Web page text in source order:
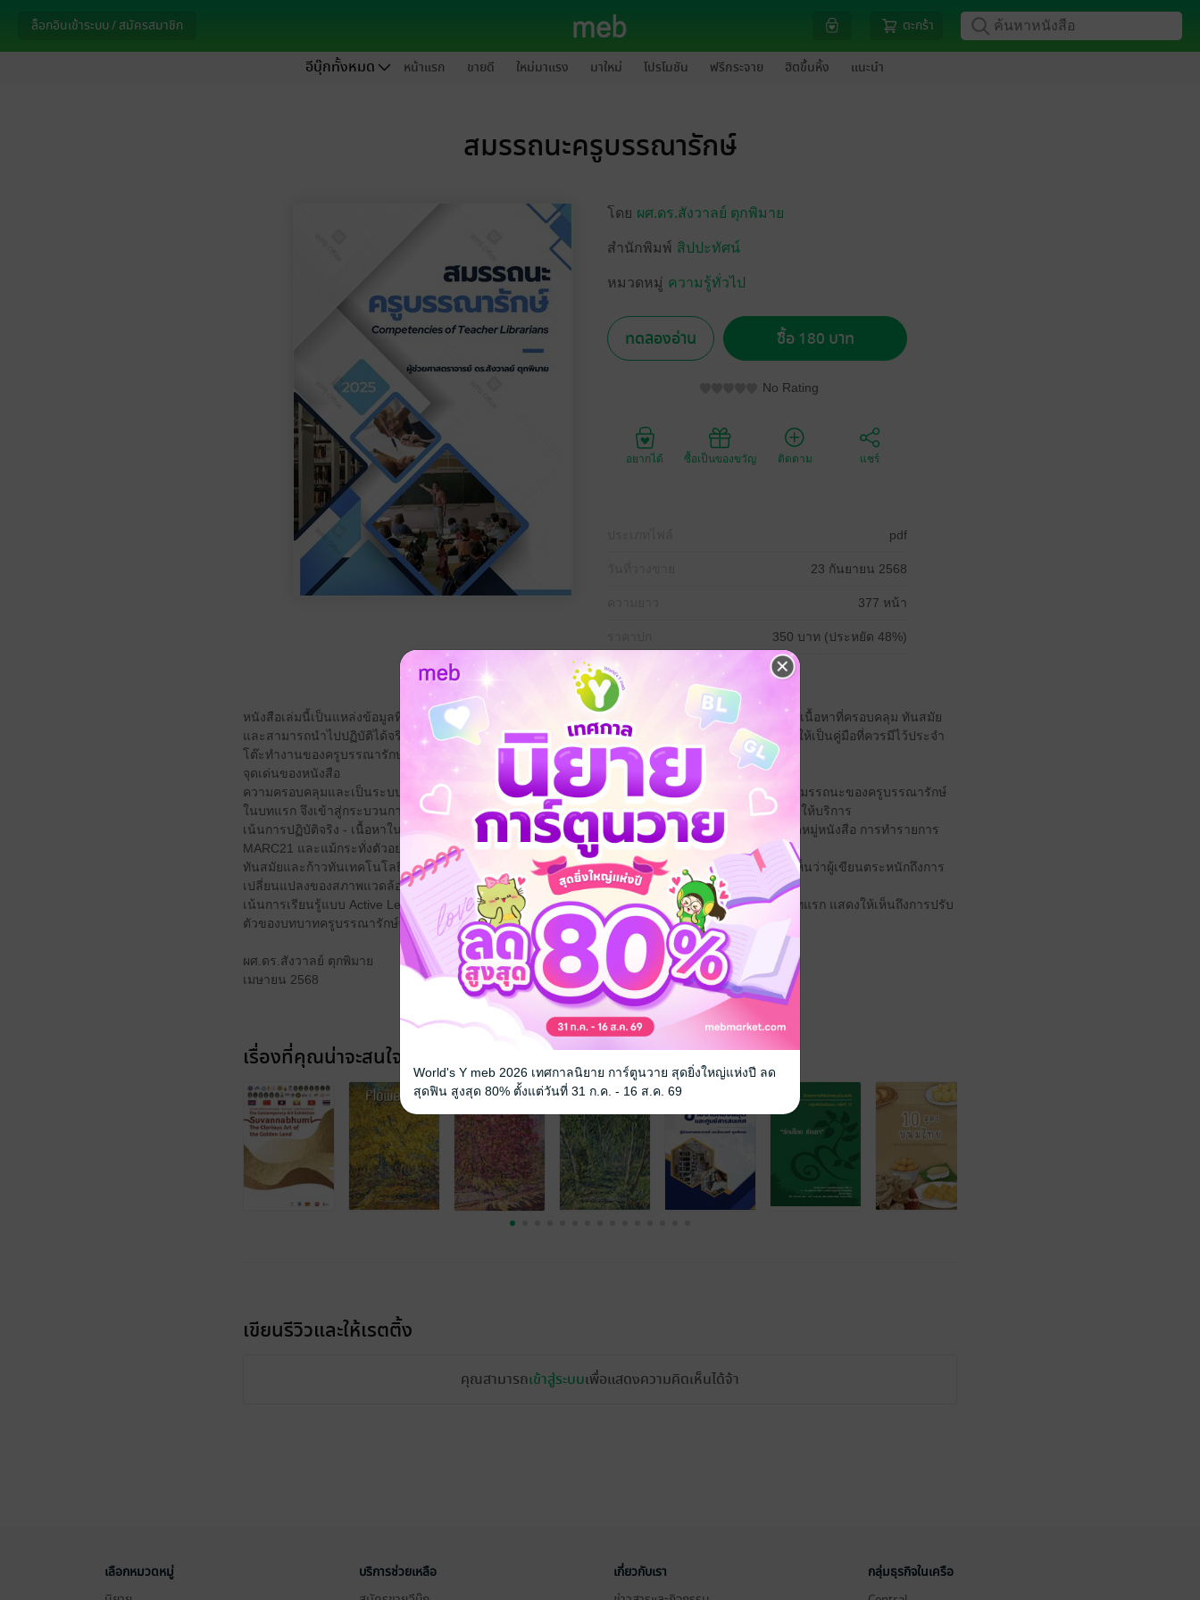
ล็อกอินเข้าระบบ / สมัครสมาชิก ตะกร้า
อีบุ๊กทั้งหมด หน้าแรก ขายดี ใหม่มาแรง มาใหม่ โปรโมชัน ฟรีกระจาย ฮิตขึ้นหิ้ง แนะนำ
สมรรถนะครูบรรณารักษ์
โดย ผศ.ดร.สังวาลย์ ตุกพิมาย
สำนักพิมพ์ สิปปะทัศน์
หมวดหมู่ ความรู้ทั่วไป
ทดลองอ่าน ซื้อ 180 บาท
No Rating
อยากได้ ซื้อเป็นของขวัญ ติดตาม แชร์
pdf
23 กันยายน 2568
377 หน้า
350 บาท (ประหยัด 48%)
หนังสือเล่มนี้เป็นแหล่งข้อมูลที่มีคุณค่าสำหรับครูบรรณารักษ์ทั้งที่เพิ่งเริ่มต้นและที่มีประสบการณ์แล้ว ด้วยเนื้อหาที่ครอบคลุม ทันสมัย
และสามารถนำไปปฏิบัติได้จริง การมีตัวอย่างแผนการสอนในภาคผนวก ประโยชน์ใช้สอยของหนังสือ ทำให้เป็นคู่มือที่ควรมีไว้ประจำ
โต๊ะทำงานของครูบรรณารักษ์ทุกคน
จุดเด่นของหนังสือ
ความครอบคลุมและเป็นระบบ - หนังสือนำเสนอเนื้อหาอย่างเป็นขั้นตอน เริ่มจากการกำหนดบทบาทและสมรรถนะของครูบรรณารักษ์
ในบทแรก จึงเข้าสู่กระบวนการทำงานที่เป็นรูปธรรม เช่น การจัดหาทรัพยากร การเตรียมหนังสือ และการให้บริการ
เน้นการปฏิบัติจริง - เนื้อหาในหนังสือไม่เพียงแต่เป็นทฤษฎี แต่ยังมีส่วนของการปฏิบัติที่ชัดเจน เช่น การจัดหมู่หนังสือ การทำรายการ
MARC21 และแม้กระทั่งตัวอย่างแผนการสอนในภาคผนวก ทำให้ผู้อ่านสามารถนำไปใช้ได้จริง
ทันสมัยและก้าวทันเทคโนโลยี - บทที่ 8 ที่เน้นเรื่องเทคโนโลยีสารสนเทศและสื่อสังคมออนไลน์ แสดงให้เห็นว่าผู้เขียนตระหนักถึงการ
เปลี่ยนแปลงของสภาพแวดล้อมการเรียนรู้ในยุคดิจิทัล
เน้นการเรียนรู้แบบ Active Learning - การที่หนังสือนำเสนอการจัดการเรียนรู้แบบ Active Learning ในบทแรก แสดงให้เห็นถึงการปรับ
ตัวของบทบาทครูบรรณารักษ์จากผู้ให้ข้อมูลเป็นผู้อำนวยความสะดวกในการเรียนรู้
ผศ.ดร.สังวาลย์ ตุกพิมาย
เมษายน 2568
เรื่องที่คุณน่าจะสนใจ
เขียนรีวิวและให้เรตติ้ง
คุณสามารถเข้าสู่ระบบเพื่อแสดงความคิดเห็นได้จ้า
เลือกหมวดหมู่
บริการช่วยเหลือ
เกี่ยวกับเรา
กลุ่มธุรกิจในเครือ
World's Y meb 2026 เทศกาลนิยาย การ์ตูนวาย สุดยิ่งใหญ่แห่งปี ลด
สุดฟิน สูงสุด 80% ตั้งแต่วันที่ 31 ก.ค. - 16 ส.ค. 69